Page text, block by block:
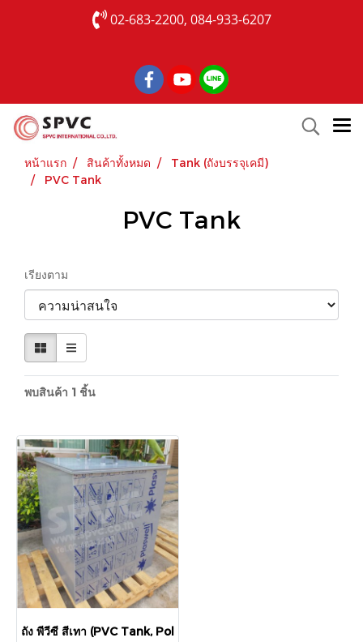
02-683-2200, 084-933-6207
หน้าแรก สินค้าทั้งหมด
Tank (ถังบรรจุเคมี)
PVC Tank
PVC Tank
เรียงตาม
พบสินค้า 1 ชิ้น
ถัง พีวีซี สีเทา (PVC Tank, Polyvinylchloride Tank)